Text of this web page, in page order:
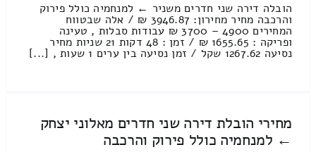
הובלה דירה שני חדרים משניר ← למנחמיה כולל פירוק
והרכבה מחיר מחירון: 3946.87 ₪ / אלה שבטווח
המחירים 4900 – 3700 ₪ עבודות סבלות , טעינה
ופריקה : 1655.65 ₪ / זמן : 48 דקות 21 שניות מחיר
נסיעה 1267.62 שקל / זמן נסיעה בין ערים 1 שעות , [...]
מחירי הובלת דירה שני חדרים מאלוני יצחק
← למנחמיה כולל פירוק והרכבה